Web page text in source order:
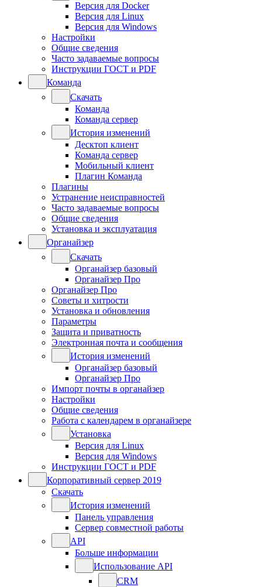
Версия для Docker
Версия для Linux
Версия для Windows
Настройки
Общие сведения
Часто задаваемые вопросы
Инструкции ГОСТ и PDF
Команда
Скачать
Команда
Команда сервер
История изменений
Десктоп клиент
Команда сервер
Мобильный клиент
Плагин Команда
Плагины
Устранение неисправностей
Часто задаваемые вопросы
Общие сведения
Установка и эксплуатация
Органайзер
Скачать
Органайзер базовый
Органайзер Про
Органайзер Про
Советы и хитрости
Установка и обновления
Параметры
Защита и приватность
Электронная почта и сообщения
История изменений
Органайзер базовый
Органайзер Про
Импорт почты в органайзер
Настройки
Общие сведения
Работа с календарем в органайзере
Установка
Версия для Linux
Версия для Windows
Инструкции ГОСТ и PDF
Корпоративный сервер 2019
Скачать
История изменений
Панель управления
Сервер совместной работы
API
Больше информации
Использование API
CRM